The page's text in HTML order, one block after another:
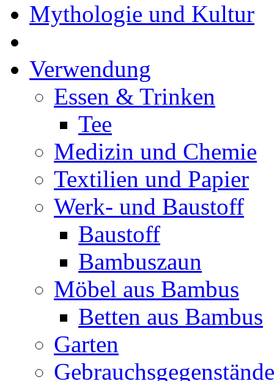
Mythologie und Kultur
Verwendung
Essen & Trinken
Tee
Medizin und Chemie
Textilien und Papier
Werk- und Baustoff
Baustoff
Bambuszaun
Möbel aus Bambus
Betten aus Bambus
Garten
Gebrauchsgegenstände